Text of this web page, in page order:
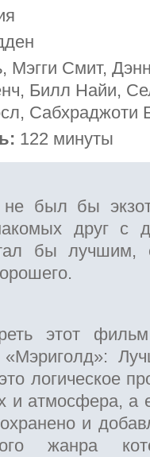
Мэгги Смит,
Билл Найи,
Сабхраджоти
122 минуты
не был бы
друг с
бы лучшим,
этот
логическое
и атмосфера,
и
жанра